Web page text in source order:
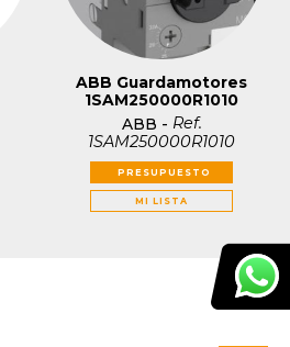
ABB Guardamotores
1SAM250000R1010
ABB - Ref.
1SAM250000R1010
PRESUPUESTO
MI LISTA